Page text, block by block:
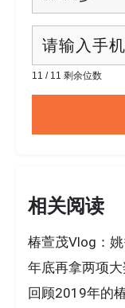
11 / 11 剩余位数
相关阅读
椿萱茂Vlog：
年底再拿两项
回顾2019年的